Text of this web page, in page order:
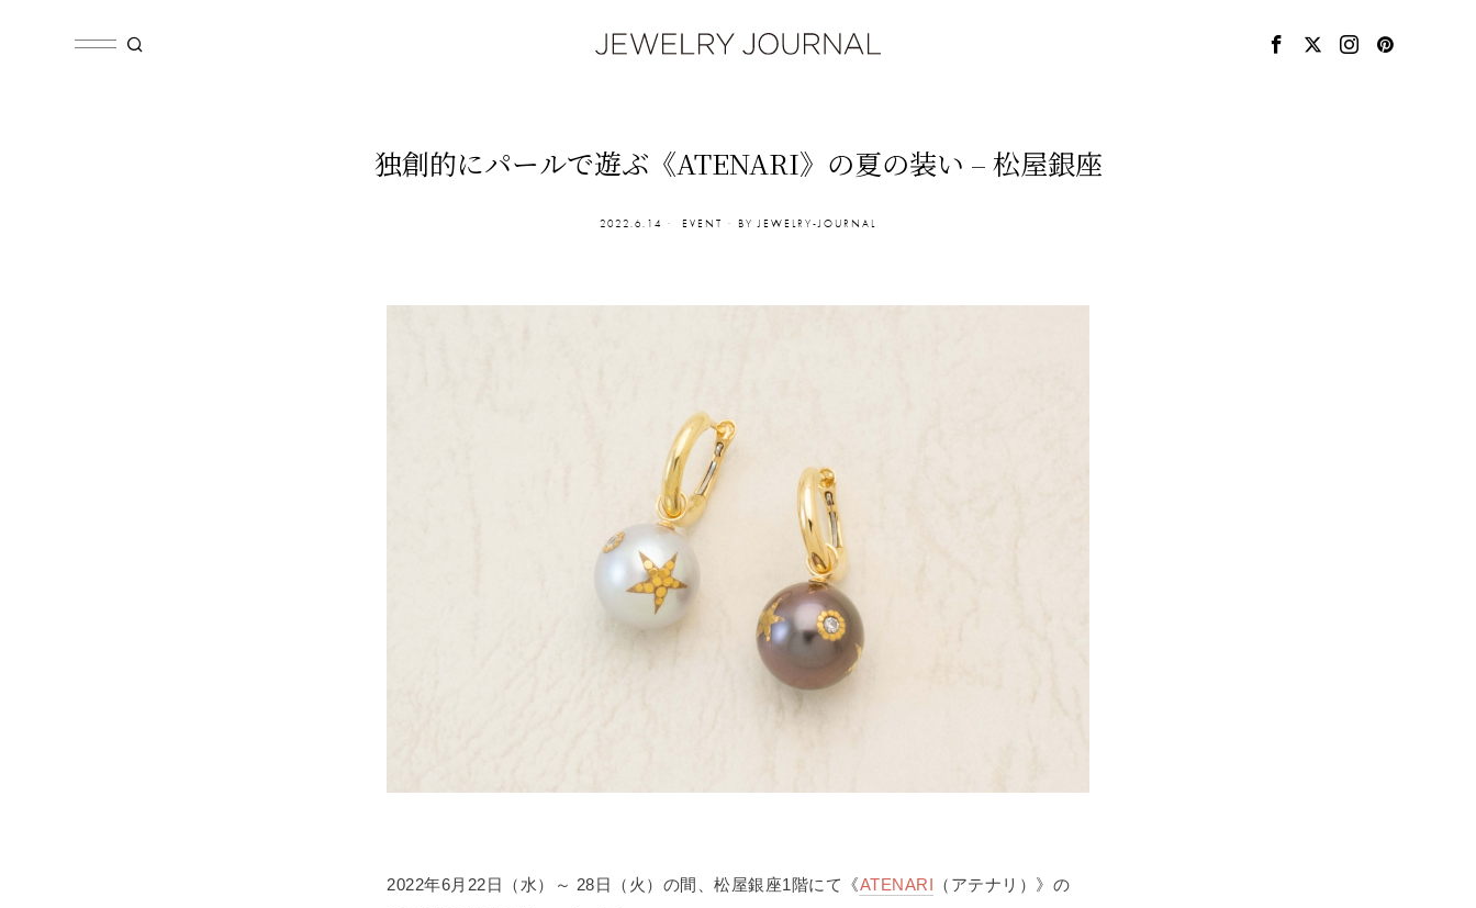
独創的にパールで遊ぶ《ATENARI》の夏の装い – 松屋銀座
2022.6.14 EVENT BY JEWELRY-JOURNAL
2022年6月22日（水）～ 28日（火）の間、松屋銀座1階にて《ATENARI
（アテナリ）》の